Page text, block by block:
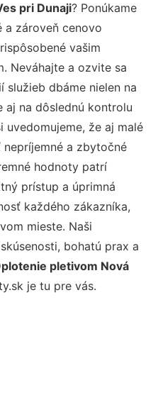
pri Dunaji? Ponúkame
a zároveň cenovo
vašim
Neváhajte a ozvite sa
služieb dbáme nielen na
aj na dôslednú kontrolu
že aj malé
a zbytočné
hodnoty patrí
prístup a úprimná
každého zákazníka,
mieste. Naši
bohatú prax a
pletivom Nová
je tu pre vás.